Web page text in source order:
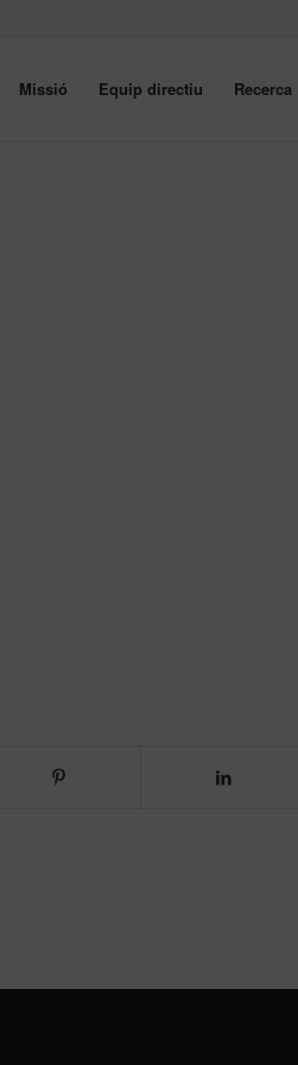
Missió Equip directiu Recerca